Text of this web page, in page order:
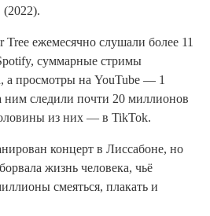
(2022).
ежемесячно слушали более 11
суммарные стримы
а просмотры на YouTube — 1
ним следили почти 20 миллионов
из них — в TikTok.
концерт в Лиссабоне, но
жизнь человека, чьё
смеяться, плакать и